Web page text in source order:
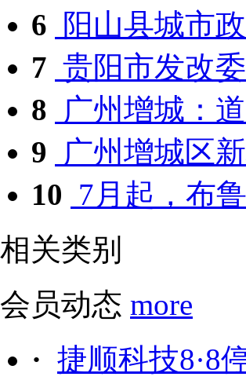
6
阳山县城市
7 贵阳市发改
8 广州增城：
9
广州增城区
10 7月起，布
相关类别
会员动态 more
· 捷顺科技8·8